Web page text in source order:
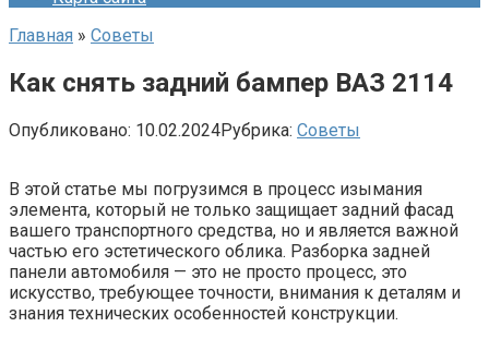
Главная » Советы
Как снять задний бампер ВАЗ 2114
Опубликовано: 10.02.2024Рубрика: Советы
В этой статье мы погрузимся в процесс изымания
элемента, который не только защищает задний фасад
вашего транспортного средства, но и является важной
частью его эстетического облика. Разборка задней
панели автомобиля — это не просто процесс, это
искусство, требующее точности, внимания к деталям и
знания технических особенностей конструкции.